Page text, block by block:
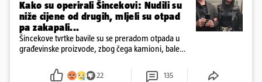
Kako su operirali Šincekovi: Nudili su
niže cijene od drugih, mljeli su otpad
pa zakapali...
Šincekove tvrtke bavile su se preradom otpada u
građevinske proizvode, zbog čega kamioni, bale
22 135